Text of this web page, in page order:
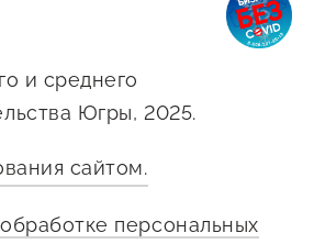
и среднего
Югры, 2025.
сайтом.
персональных